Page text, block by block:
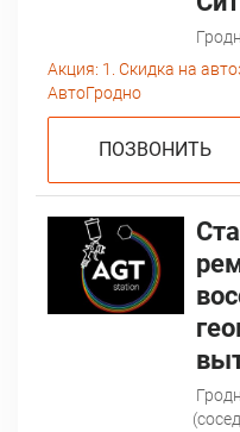
Акция: 1. Скидка на
АвтоГродно
ПОЗВОНИТЬ